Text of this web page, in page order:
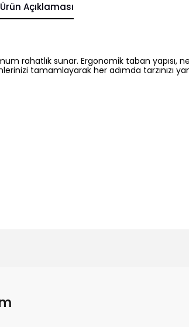
Ürün Açıklaması
rahatlık sunar. Ergonomik taban yapısı,
tamamlayarak her adımda tarzınızı